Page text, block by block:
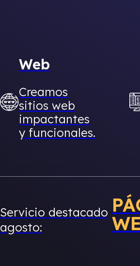
Web
Creamos
sitios web
impactantes
y funcionales.
Servicio destacado
agosto: